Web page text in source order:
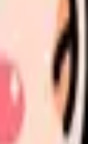
整理します。
ださい。